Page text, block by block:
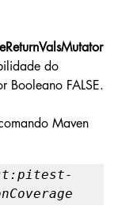
do
Booleano FALSE.
Maven